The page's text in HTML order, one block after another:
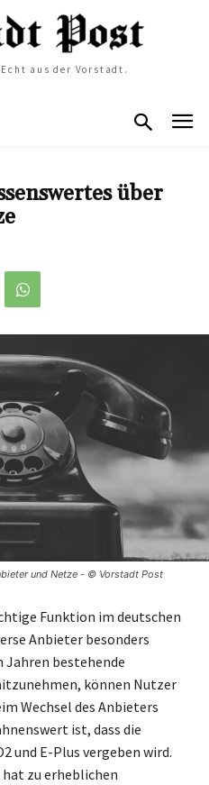
aus der Vorstadt.
über
und Netze - © Vorstadt Post
Funktion im deutschen
Anbieter besonders
Jahren bestehende
können Nutzer
Wechsel des Anbieters
ist, dass die
und E-Plus vergeben wird.
hat zu erheblichen